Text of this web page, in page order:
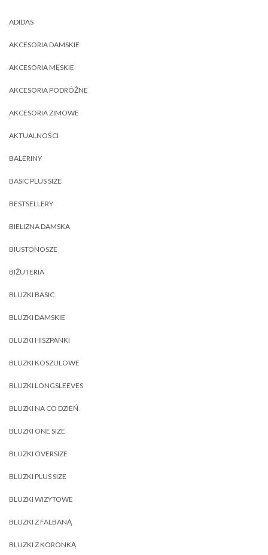
ADIDAS
AKCESORIA DAMSKIE
AKCESORIA MĘSKIE
AKCESORIA PODRÓŻNE
AKCESORIA ZIMOWE
AKTUALNOŚCI
BALERINY
BASIC PLUS SIZE
BESTSELLERY
BIELIZNA DAMSKA
BIUSTONOSZE
BIŻUTERIA
BLUZKI BASIC
BLUZKI DAMSKIE
BLUZKI HISZPANKI
BLUZKI KOSZULOWE
BLUZKI LONGSLEEVES
BLUZKI NA CO DZIEŃ
BLUZKI ONE SIZE
BLUZKI OVERSIZE
BLUZKI PLUS SIZE
BLUZKI WIZYTOWE
BLUZKI Z FALBANĄ
BLUZKI Z KORONKĄ